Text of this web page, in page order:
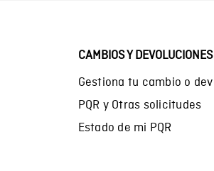
CAMBIOS Y DEVOLUCIONES
Gestiona tu cambio o
PQR y Otras solicitudes
Estado de mi PQR